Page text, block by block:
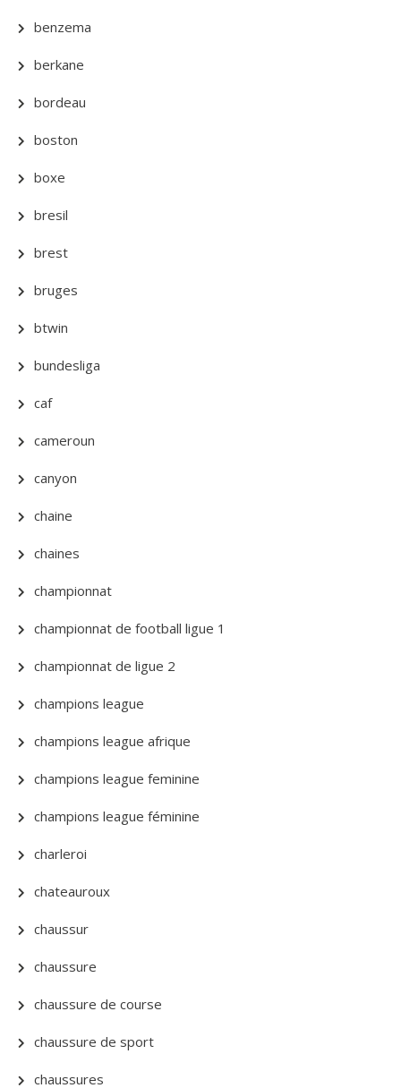
benzema
berkane
bordeau
boston
boxe
bresil
brest
bruges
btwin
bundesliga
caf
cameroun
canyon
chaine
chaines
championnat
championnat de football ligue 1
championnat de ligue 2
champions league
champions league afrique
champions league feminine
champions league féminine
charleroi
chateauroux
chaussur
chaussure
chaussure de course
chaussure de sport
chaussures